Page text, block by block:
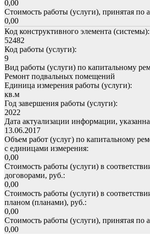
0,00
Стоимость работы (услуги), принятая по
0,00
Код конструктивного элемента (системы):
52482
Код работы (услуги):
9
Вид работы (услуги) по капитальному
Ремонт подвальных помещений
Единица измерения работы (услуги):
кв.м
Год завершения работы (услуги):
2022
Дата актуализации информации,
13.06.2017
Объем работ (услуг) по капитальному
с единицами измерения:
0,00
Стоимость работы (услуги) в
договорами, руб.:
0,00
Стоимость работы (услуги) в
планом (планами), руб.:
0,00
Стоимость работы (услуги), принятая по
0,00